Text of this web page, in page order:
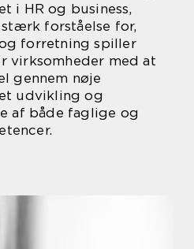
i HR og business,
forståelse for,
forretning spiller
virksomheder med at
gennem nøje
udvikling og
af både faglige og